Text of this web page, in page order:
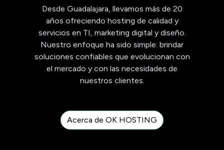
Desde Guadalajara, llevamos más de 20
años ofreciendo hosting de calidad y
servicios en TI, marketing digital y diseño.
Nuestro enfoque ha sido simple: brindar
soluciones confiables que evolucionan con
el mercado y con las necesidades de
nuestros clientes.
Acerca de OK HOSTING